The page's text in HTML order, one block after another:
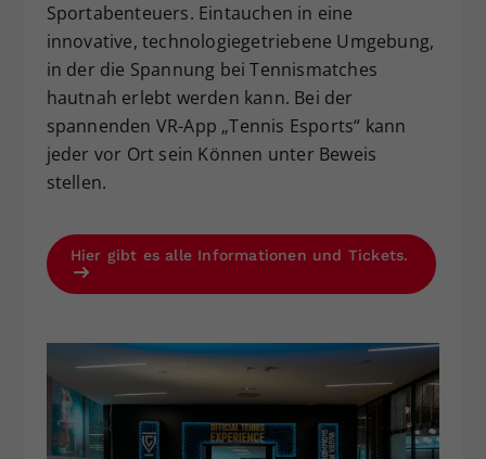
Sportabenteuers. Eintauchen in eine
innovative, technologiegetriebene Umgebung,
in der die Spannung bei Tennismatches
hautnah erlebt werden kann. Bei der
spannenden VR-App „Tennis Esports“ kann
jeder vor Ort sein Können unter Beweis
stellen.
Hier gibt es alle Informationen und Tickets.